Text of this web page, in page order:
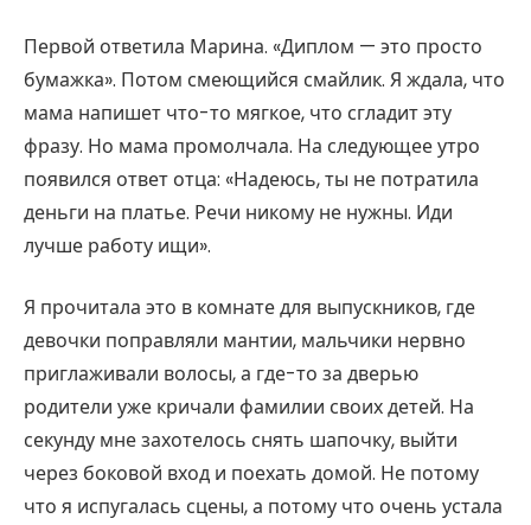
Первой ответила Марина. «Диплом — это просто
бумажка». Потом смеющийся смайлик. Я ждала, что
мама напишет что-то мягкое, что сгладит эту
фразу. Но мама промолчала. На следующее утро
появился ответ отца: «Надеюсь, ты не потратила
деньги на платье. Речи никому не нужны. Иди
лучше работу ищи».
Я прочитала это в комнате для выпускников, где
девочки поправляли мантии, мальчики нервно
приглаживали волосы, а где-то за дверью
родители уже кричали фамилии своих детей. На
секунду мне захотелось снять шапочку, выйти
через боковой вход и поехать домой. Не потому
что я испугалась сцены, а потому что очень устала